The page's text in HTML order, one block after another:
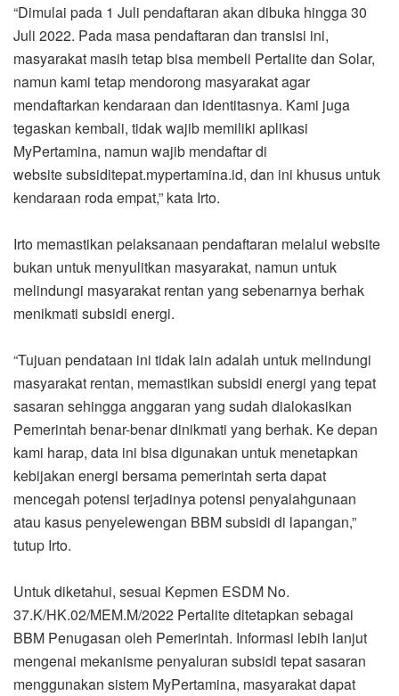
“Dimulai pada 1 Juli pendaftaran akan dibuka hingga 30
Juli 2022. Pada masa pendaftaran dan transisi ini,
masyarakat masih tetap bisa membeli Pertalite dan Solar,
namun kami tetap mendorong masyarakat agar
mendaftarkan kendaraan dan identitasnya. Kami juga
tegaskan kembali, tidak wajib memiliki aplikasi
MyPertamina, namun wajib mendaftar di
website subsiditepat.mypertamina.id, dan ini khusus untuk
kendaraan roda empat,” kata Irto.
Irto memastikan pelaksanaan pendaftaran melalui website
bukan untuk menyulitkan masyarakat, namun untuk
melindungi masyarakat rentan yang sebenarnya berhak
menikmati subsidi energi.
“Tujuan pendataan ini tidak lain adalah untuk melindungi
masyarakat rentan, memastikan subsidi energi yang tepat
sasaran sehingga anggaran yang sudah dialokasikan
Pemerintah benar-benar dinikmati yang berhak. Ke depan
kami harap, data ini bisa digunakan untuk menetapkan
kebijakan energi bersama pemerintah serta dapat
mencegah potensi terjadinya potensi penyalahgunaan
atau kasus penyelewengan BBM subsidi di lapangan,”
tutup Irto.
Untuk diketahui, sesuai Kepmen ESDM No.
37.K/HK.02/MEM.M/2022 Pertalite ditetapkan sebagai
BBM Penugasan oleh Pemerintah. Informasi lebih lanjut
mengenai mekanisme penyaluran subsidi tepat sasaran
menggunakan sistem MyPertamina, masyarakat dapat